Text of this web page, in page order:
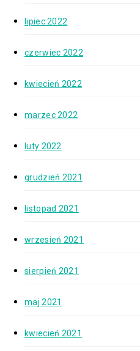
lipiec 2022
czerwiec 2022
kwiecień 2022
marzec 2022
luty 2022
grudzień 2021
listopad 2021
wrzesień 2021
sierpień 2021
maj 2021
kwiecień 2021